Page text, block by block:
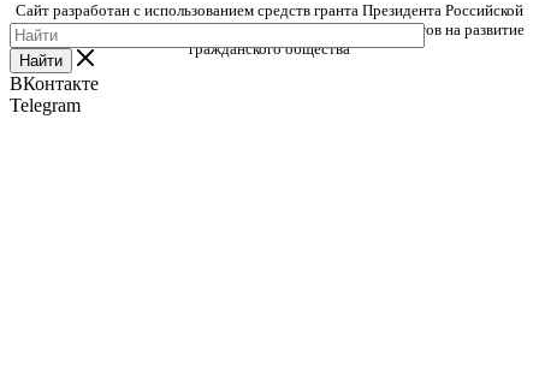
Сайт разработан с использованием средств гранта Президента Российской
Федерации, предоставленного Фондом президентских грантов на развитие
гражданского общества
Найти
ВКонтакте
Telegram